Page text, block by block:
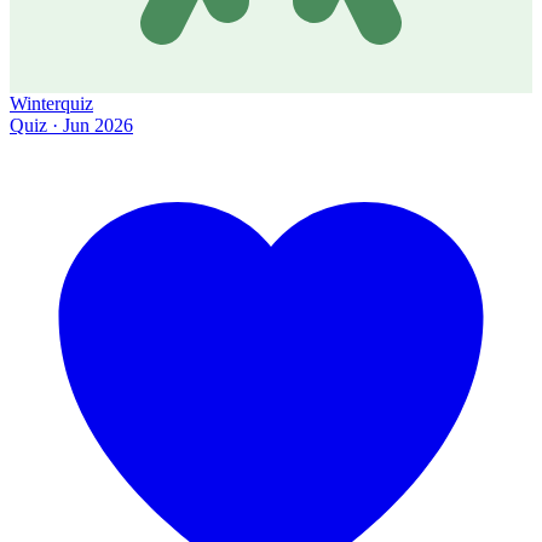
Winterquiz
Quiz · Jun 2026